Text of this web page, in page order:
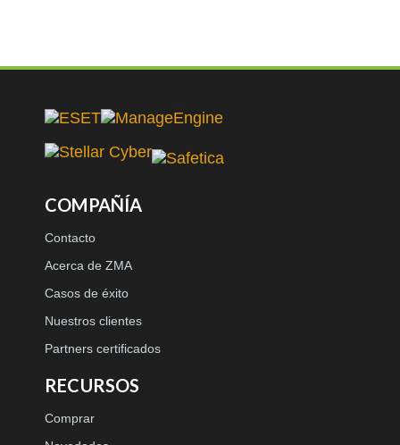
COMPAÑÍA
Contacto
Acerca de ZMA
Casos de éxito
Nuestros clientes
Partners certificados
RECURSOS
Comprar